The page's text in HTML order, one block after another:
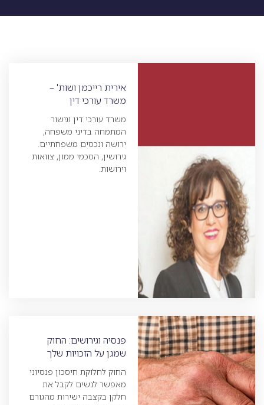
אירית רייכמן ושות' –
משרד עורכי דין
משרד עורכי דין וגישור
המתמחה בדיני משפחה,
ירושה ונכסים משפחתיים.
גירושין, הסכמי ממון, צוואות
וירושות.
פנסיה וגירושים: החוק
שמגן על הזכויות שלך
החוק לחלוקת חיסכון פנסיוני
מאפשר לנשים לקבל את
חלקן בקצבה ישירות מהגורם